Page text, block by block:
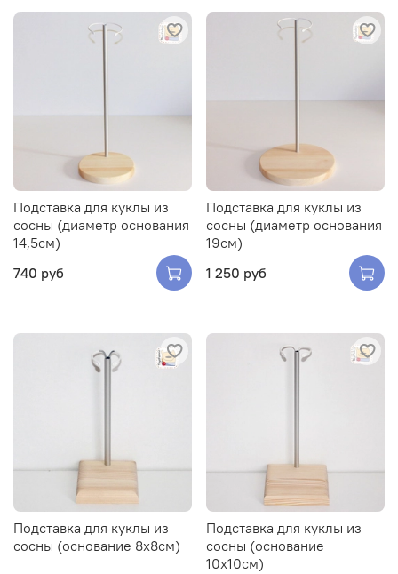
Подставка для куклы из
сосны (диаметр основания
14,5см)
740 руб
Подставка для куклы из
сосны (диаметр основания
19см)
1 250 руб
Подставка для куклы из
сосны (основание 8х8см)
Подставка для куклы из
сосны (основание
10х10см)